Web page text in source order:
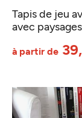
Tapis de jeu
avec
à partir de